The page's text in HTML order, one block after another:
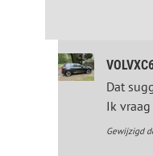
Dat
Ik
Gewijzigd